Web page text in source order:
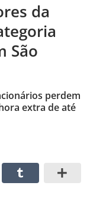
da
São
perdem
extra de até